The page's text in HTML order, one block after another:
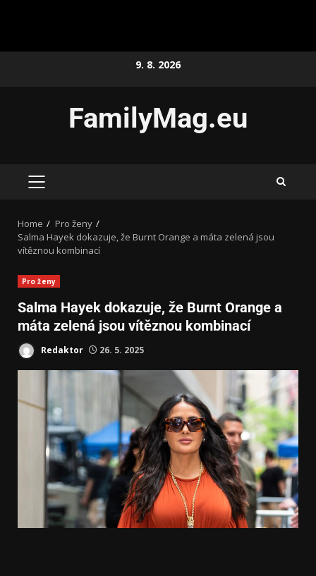
9. 8. 2026
FamilyMag.eu
Home
Pro ženy
Salma Hayek dokazuje, že Burnt Orange a máta zelená jsou
vítěznou kombinací
Pro ženy
Salma Hayek dokazuje, že Burnt Orange a
máta zelená jsou vítěznou kombinací
Redaktor 26. 5. 2025